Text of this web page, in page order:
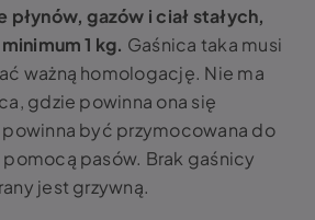
płynów, gazów i ciał stałych,
1 kg. Gaśnica taka musi
ważną homologację. Nie ma
gdzie powinna ona się
być przymocowana do
pasów. Brak gaśnicy
jest grzywną.